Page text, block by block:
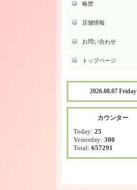
略歴
店舗情報
お問い合わせ
トップページ
2026.08.07 Friday
カウンター
Today: 25
Yesterday: 300
Total: 657291